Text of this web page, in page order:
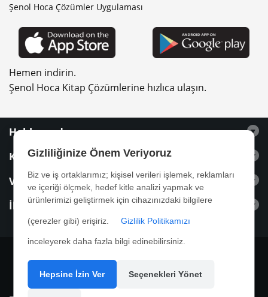
Şenol Hoca Çözümler Uygulaması
Hemen indirin.
Şenol Hoca Kitap Çözümlerine hızlıca ulaşın.
Hakkımızda
Kitaplar
Videolar
İletişim
Gizliliğinize Önem Veriyoruz
Biz ve iş ortaklarımız; kişisel verileri işlemek, reklamları
ve içeriği ölçmek, hedef kitle analizi yapmak ve
ürünlerimizi geliştirmek için cihazınızdaki bilgilere
(çerezler gibi) erişiriz. Gizlilik Politikamızı
inceleyerek daha fazla bilgi edinebilirsiniz.
Hepsine İzin Ver Seçenekleri Yönet